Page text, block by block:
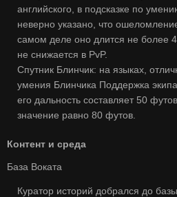
английского, в подсказке по
неверно указано, что
самом деле оно длится не более
не снижается в PvP.
Спутник Блинчик: на языках,
умения Блинчика Поддержка
его дальность составляет 50
значение равно 80 футов.
Контент и среда
База Воката
Куратор историй добрался до базы